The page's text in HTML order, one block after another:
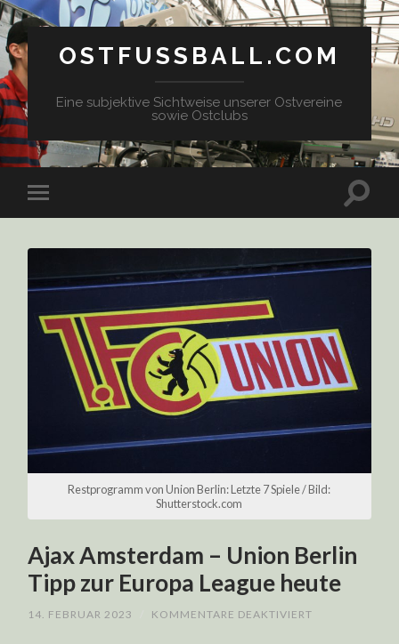
OSTFUSSBALL.COM
Eine subjektive Sichtweise unserer Ostvereine
sowie Ostclubs
Restprogramm von Union Berlin: Letzte 7 Spiele / Bild:
Shutterstock.com
Ajax Amsterdam – Union Berlin
Tipp zur Europa League heute
14. FEBRUAR 2023 KOMMENTARE DEAKTIVIERT